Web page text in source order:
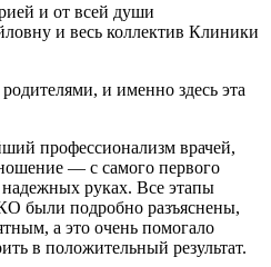
и от всей души
и весь коллектив Клиники
и именно здесь эта
профессионализм врачей,
— с самого первого
руках. Все этапы
были подробно разъяснены,
а это очень помогало
в положительный результат.